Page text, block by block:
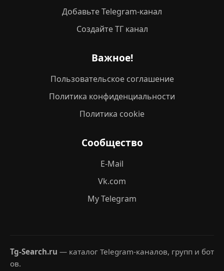
Добавьте Telegram-канал
Создайте ТГ канал
Важное!
Пользовательское соглашение
Политика конфиденциальности
Политика cookie
Сообщество
E-Mail
Vk.com
My Telegram
Tg-Search.ru — каталог Telegram-каналов, групп и бот
ов.